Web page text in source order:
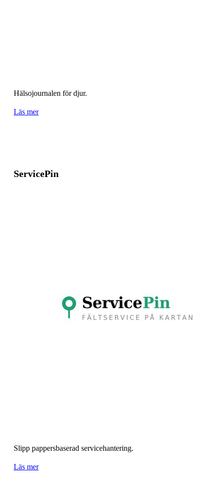
Hälsojournalen för djur.
Läs mer
ServicePin
Slipp pappersbaserad servicehantering.
Läs mer